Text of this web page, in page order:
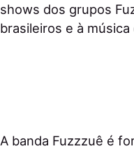
shows dos grupos
brasileiros e à
A banda Fuzzzuê é